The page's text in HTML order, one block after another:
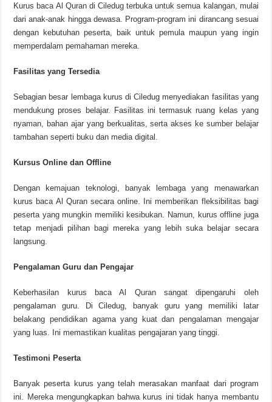
Kurus baca Al Quran di Ciledug terbuka untuk semua kalangan, mulai
dari anak-anak hingga dewasa. Program-program ini dirancang sesuai
dengan kebutuhan peserta, baik untuk pemula maupun yang ingin
memperdalam pemahaman mereka.
Fasilitas yang Tersedia
Sebagian besar lembaga kurus di Ciledug menyediakan fasilitas yang
mendukung proses belajar. Fasilitas ini termasuk ruang kelas yang
nyaman, bahan ajar yang berkualitas, serta akses ke sumber belajar
tambahan seperti buku dan media digital.
Kursus Online dan Offline
Dengan kemajuan teknologi, banyak lembaga yang menawarkan
kurus baca Al Quran secara online. Ini memberikan fleksibilitas bagi
peserta yang mungkin memiliki kesibukan. Namun, kurus offline juga
tetap menjadi pilihan bagi mereka yang lebih suka belajar secara
langsung.
Pengalaman Guru dan Pengajar
Keberhasilan kurus baca Al Quran sangat dipengaruhi oleh
pengalaman guru. Di Ciledug, banyak guru yang memiliki latar
belakang pendidikan agama yang kuat dan pengalaman mengajar
yang luas. Ini memastikan kualitas pengajaran yang tinggi.
Testimoni Peserta
Banyak peserta kurus yang telah merasakan manfaat dari program
ini. Mereka mengungkapkan bahwa kurus ini tidak hanya membantu